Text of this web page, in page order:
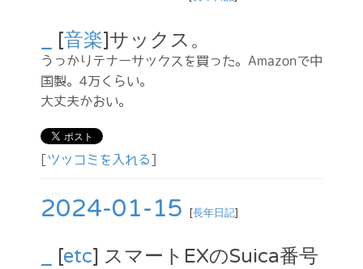
[音楽]サックス。
うっかりテナーサックスを買った。Amazonで中
国製。4万くらい。
大丈夫かおい。
ツッコミを入れる
2024-01-15 [長年日記]
[etc] スマートEXのSuica番号